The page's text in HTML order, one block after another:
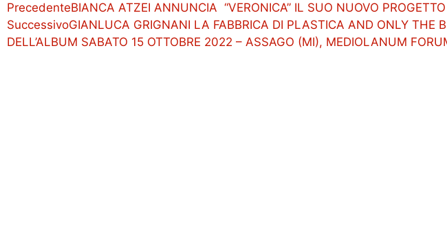
PrecedenteBIANCA ATZEI ANNUNCIA “VERONICA” IL SUO NUOVO
SuccessivoGIANLUCA GRIGNANI LA FABBRICA DI PLASTICA AND ONLY THE
DELL’ALBUM SABATO 15 OTTOBRE 2022 – ASSAGO (MI), MEDIOLANUM